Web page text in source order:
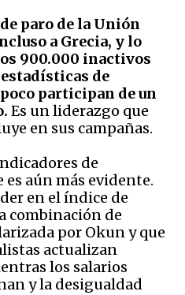
paro de la Unión
a Grecia, y lo
900.000 inactivos
de
participan de un
Es un liderazgo que
en sus campañas.
de
aún más evidente.
en el índice de
combinación de
por Okun y que
actualizan
los salarios
y la desigualdad